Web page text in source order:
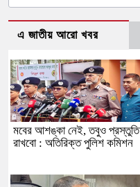
এ জাতীয় আরো খবর
মবের আশঙ্কা নেই, তবুও প্রস্তুতি
রাখবো : অতিরিক্ত পুলিশ কমিশন